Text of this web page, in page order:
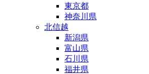
東京都
神奈川県
北信越
新潟県
富山県
石川県
福井県